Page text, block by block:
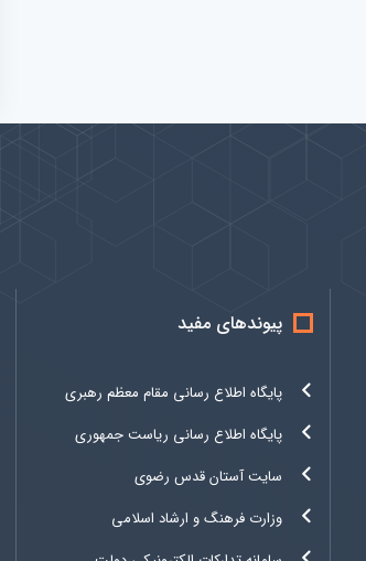
پیوندهای مفید
پایگاه اطلاع رسانی مقام معظم رهبری
پایگاه اطلاع رسانی ریاست جمهوری
سایت آستان قدس رضوی
وزارت فرهنگ و ارشاد اسلامی